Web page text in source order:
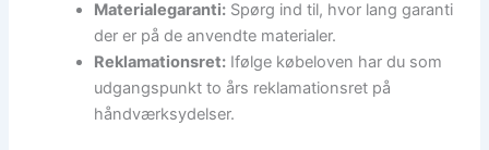
Materialegaranti: Spørg ind til, hvor lang garanti
der er på de anvendte materialer.
Reklamationsret: Ifølge købeloven har du som
udgangspunkt to års reklamationsret på
håndværksydelser.